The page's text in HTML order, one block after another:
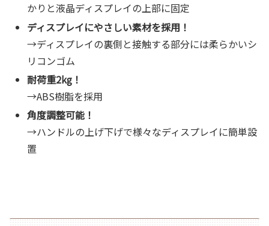
かりと液晶ディスプレイの上部に固定
ディスプレイにやさしい素材を採用！
→ディスプレイの裏側と接触する部分には柔らかいシ
リコンゴム
耐荷重2kg！
→ABS樹脂を採用
角度調整可能！
→ハンドルの上げ下げで様々なディスプレイに簡単設
置